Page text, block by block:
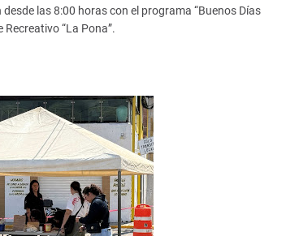
las 8:00 horas con el programa “Buenos Días
“La Pona”.